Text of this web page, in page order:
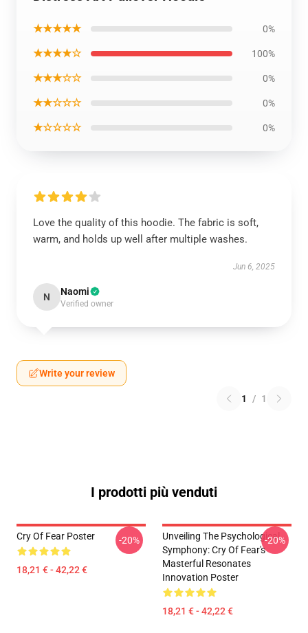
★★★★★ 0%
★★★★☆ 100%
★★★☆☆ 0%
★★☆☆☆ 0%
★☆☆☆☆ 0%
Love the quality of this hoodie. The fabric is soft,
warm, and holds up well after multiple washes.
Jun 6, 2025
N Naomi
Verified owner
Write your review
1 / 1
I prodotti più venduti
Cry Of Fear Poster
18,21 € - 42,22 €
-20%
Unveiling The Psychological
Symphony: Cry Of Fear's
Masterful Resonates
Innovation Poster
18,21 € - 42,22 €
-20%